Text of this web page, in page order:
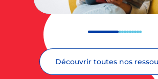
Découvrir toutes nos